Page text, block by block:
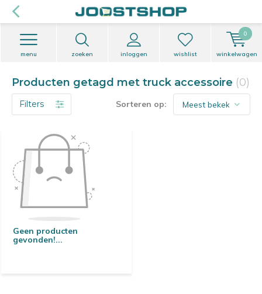
zoeken inloggen
menu wishlist winkelwagen
0
Producten getagd met truck accessoire (0)
Filters Sorteren op:
Geen producten
gevonden!...